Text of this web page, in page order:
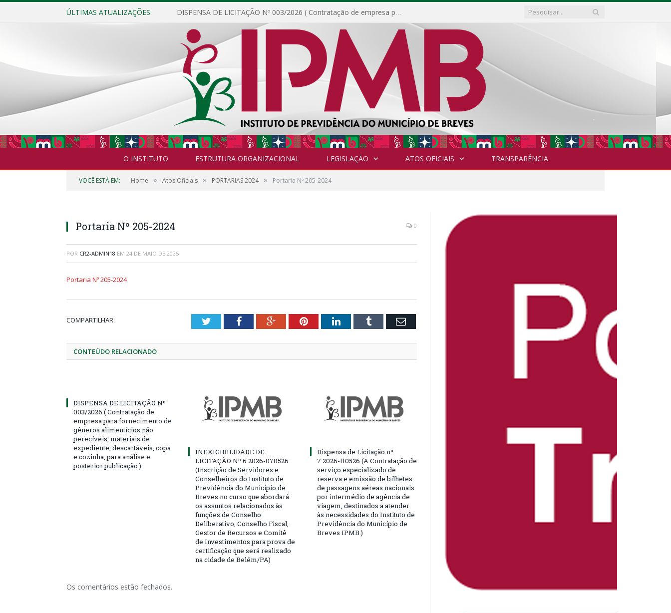
ÚLTIMAS ATUALIZAÇÕES: DISPENSA DE LICITAÇÃO Nº 003/2026 ( Contratação de empresa para fornecimento de gêneros alimentícios não perecíveis, materiais de expediente, descartáveis, copa e cozinha, para análise e posterior publicação.)
O INSTITUTO ESTRUTURA ORGANIZACIONAL LEGISLAÇÃO ATOS OFICIAIS TRANSPARÊNCIA
VOCÊ ESTÁ EM: Home » Atos Oficiais » PORTARIAS 2024 » Portaria Nº 205-2024
Portaria Nº 205-2024 0
POR CR2-ADMIN18 EM 24 DE MAIO DE 2025
Portaria Nº 205-2024
COMPARTILHAR: TwitterFacebookGoogle+PinterestLinkedInTumblr Email
CONTEÚDO RELACIONADO
DISPENSA DE LICITAÇÃO Nº
003/2026 ( Contratação de
empresa para fornecimento de
gêneros alimentícios não
perecíveis, materiais de
expediente, descartáveis, copa
e cozinha, para análise e
posterior publicação.)
INEXIGIBILIDADE DE
LICITAÇÃO Nº 6.2026-070526
(Inscrição de Servidores e
Conselheiros do Instituto de
Previdência do Município de
Breves no curso que abordará
os assuntos relacionados às
funções de Conselho
Deliberativo, Conselho Fiscal,
Gestor de Recursos e Comitê
de Investimentos para prova de
certificação que será realizado
na cidade de Belém/PA)
Dispensa de Licitação nº
7.2026-110526 (A Contratação de
serviço especializado de
reserva e emissão de bilhetes
de passagens aéreas nacionais
por intermédio de agência de
viagem, destinados a atender
às necessidades do Instituto de
Previdência do Município de
Breves IPMB.)
Os comentários estão fechados.